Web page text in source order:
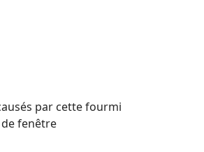
par cette fourmi
fenêtre